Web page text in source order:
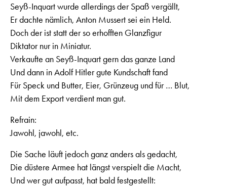
Seyß-Inquart wurde allerdings der Spaß vergällt,
Er dachte nämlich, Anton Mussert sei ein Held.
Doch der ist statt der so erhofften Glanzfigur
Diktator nur in Miniatur.
Verkaufte an Seyß-Inquart gern das ganze Land
Und dann in Adolf Hitler gute Kundschaft fand
Für Speck und Butter, Eier, Grünzeug und für … Blut,
Mit dem Export verdient man gut.
Refrain:
Jawohl, jawohl, etc.
Die Sache läuft jedoch ganz anders als gedacht,
Die düstere Armee hat längst verspielt die Macht,
Und wer gut aufpasst, hat bald festgestellt: